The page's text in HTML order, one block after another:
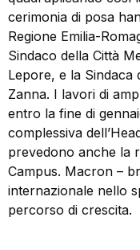
cerimonia di posa
Regione Emilia-
Sindaco della Città
Lepore, e la Sindaca
Zanna. I lavori di
entro la fine di
complessiva
prevedono anche la
Campus. Macron –
internazionale nello
percorso di crescita.